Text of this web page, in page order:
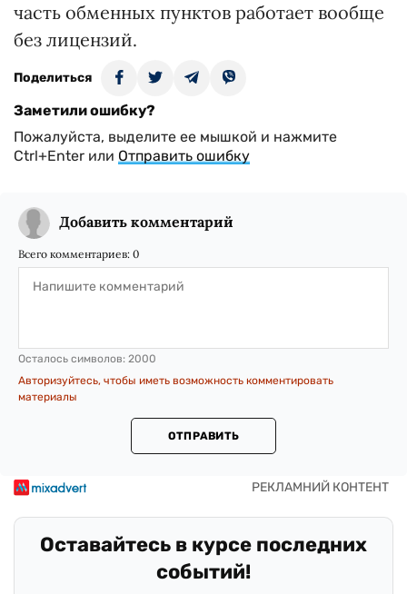
часть обменных пунктов работает вообще
без лицензий.
Поделиться
Заметили ошибку?
Пожалуйста, выделите ее мышкой и нажмите
Ctrl+Enter или Отправить ошибку
Добавить комментарий
Всего комментариев: 0
Осталось символов: 2000
Авторизуйтесь, чтобы иметь возможность комментировать
материалы
ОТПРАВИТЬ
Оставайтесь в курсе последних
событий!